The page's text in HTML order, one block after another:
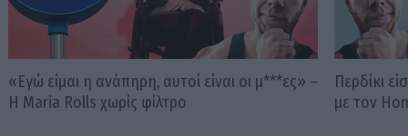
«Εγώ είμαι η ανάπηρη, αυτοί είναι οι μ***ες» –
Η Maria Rolls χωρίς φίλτρο
Περδίκι
με τον